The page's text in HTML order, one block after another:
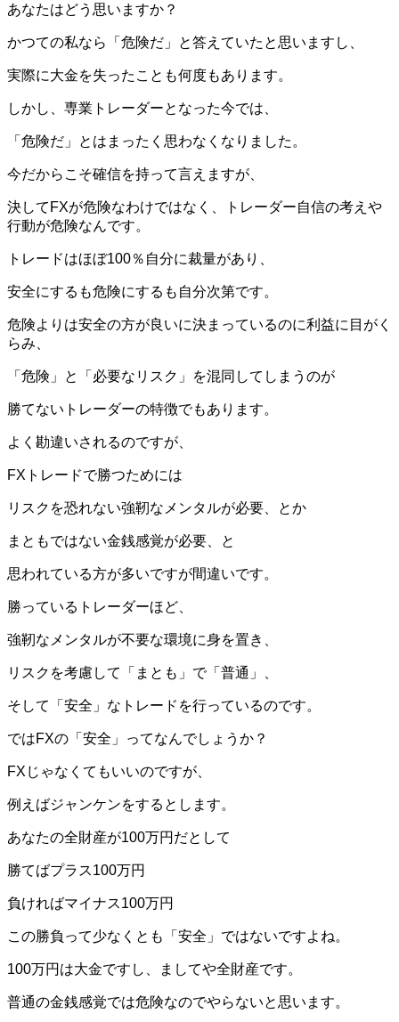
あなたはどう思いますか？
かつての私なら「危険だ」と答えていたと思いますし、
実際に大金を失ったことも何度もあります。
しかし、専業トレーダーとなった今では、
「危険だ」とはまったく思わなくなりました。
今だからこそ確信を持って言えますが、
決してFXが危険なわけではなく、トレーダー自信の考えや
行動が危険なんです。
トレードはほぼ100％自分に裁量があり、
安全にするも危険にするも自分次第です。
危険よりは安全の方が良いに決まっているのに利益に目がく
らみ、
「危険」と「必要なリスク」を混同してしまうのが
勝てないトレーダーの特徴でもあります。
よく勘違いされるのですが、
FXトレードで勝つためには
リスクを恐れない強靭なメンタルが必要、とか
まともではない金銭感覚が必要、と
思われている方が多いですが間違いです。
勝っているトレーダーほど、
強靭なメンタルが不要な環境に身を置き、
リスクを考慮して「まとも」で「普通」、
そして「安全」なトレードを行っているのです。
ではFXの「安全」ってなんでしょうか？
FXじゃなくてもいいのですが、
例えばジャンケンをするとします。
あなたの全財産が100万円だとして
勝てばプラス100万円
負ければマイナス100万円
この勝負って少なくとも「安全」ではないですよね。
100万円は大金ですし、ましてや全財産です。
普通の金銭感覚では危険なのでやらないと思います。